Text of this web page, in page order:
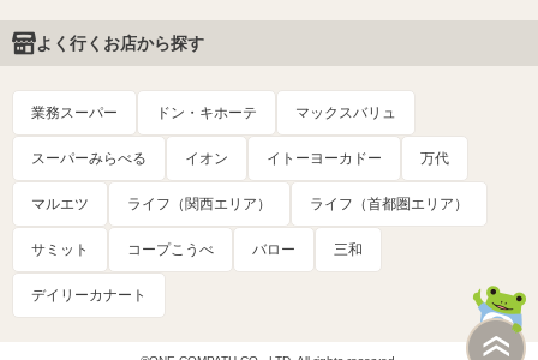
よく行くお店から探す
業務スーパー ドン・キホーテ マックスバリュ
スーパーみらべる イオン イトーヨーカドー 万代
マルエツ ライフ（関西エリア） ライフ（首都圏エリア）
サミット コープこうべ バロー 三和
デイリーカナート